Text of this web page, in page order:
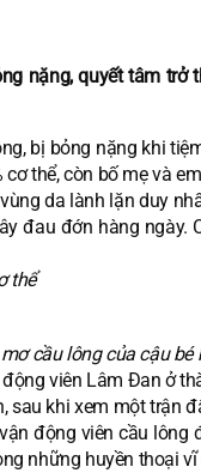
nặng, quyết tâm
bị bỏng nặng khi
thể, còn bố mẹ và
da lành lặn duy
đau đớn hàng
cầu lông của cậu bé
viên Lâm Đan ở
sau khi xem một
động viên cầu
những huyền thoại